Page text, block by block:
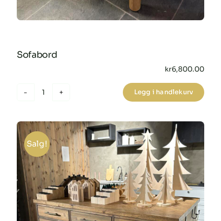
Sofabord
kr6,800.00
Sofabord
Legg i handlekurv
Salg!